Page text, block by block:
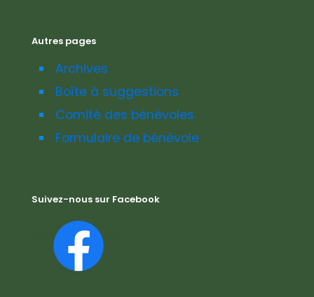
Autres pages
Archives
Boîte à suggestions
Comité des bénévoles
Formulaire de bénévole
Suivez-nous sur Facebook